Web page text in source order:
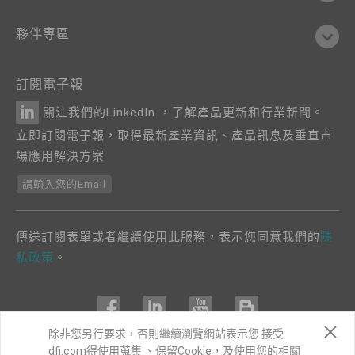
夥伴專區
訂閱電子報
關注我們的LinkedIn ，了解產品更新和行業新聞。
立即訂閱電子報，取得最新產業資訊、產品訊息及垂直市
場應用解決方案
請輸入您的Email
傳送訂閱表單或者繼續使用此服務，表示您同意我們的 隱
私政策 。
除非您另行要求，否則繼續瀏覽網站表示您 接受
dfi.com得使用蒐集 、保留Cookie，及使用您的相關